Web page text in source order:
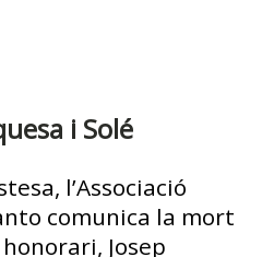
i Solé
l’Associació
comunica la mort
Josep